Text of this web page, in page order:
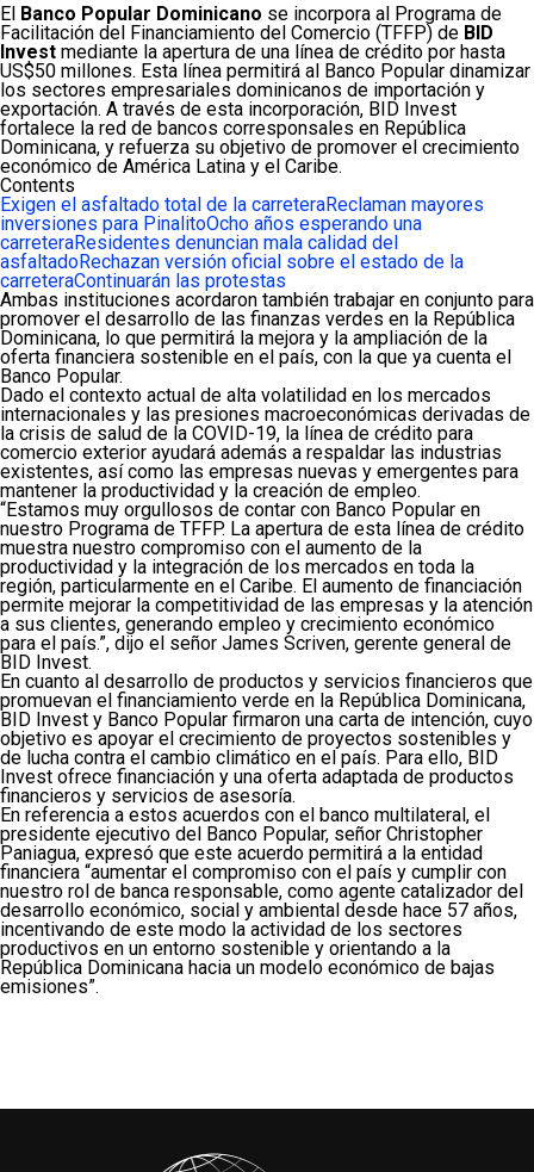
El Banco Popular Dominicano se incorpora al Programa de
Facilitación del Financiamiento del Comercio (TFFP) de BID
Invest mediante la apertura de una línea de crédito por hasta
US$50 millones. Esta línea permitirá al Banco Popular dinamizar
los sectores empresariales dominicanos de importación y
exportación. A través de esta incorporación, BID Invest
fortalece la red de bancos corresponsales en República
Dominicana, y refuerza su objetivo de promover el crecimiento
económico de América Latina y el Caribe.
Contents
Exigen el asfaltado total de la carreteraReclaman mayores
inversiones para PinalitoOcho años esperando una
carreteraResidentes denuncian mala calidad del
asfaltadoRechazan versión oficial sobre el estado de la
carreteraContinuarán las protestas
Ambas instituciones acordaron también trabajar en conjunto para
promover el desarrollo de las finanzas verdes en la República
Dominicana, lo que permitirá la mejora y la ampliación de la
oferta financiera sostenible en el país, con la que ya cuenta el
Banco Popular.
Dado el contexto actual de alta volatilidad en los mercados
internacionales y las presiones macroeconómicas derivadas de
la crisis de salud de la COVID-19, la línea de crédito para
comercio exterior ayudará además a respaldar las industrias
existentes, así como las empresas nuevas y emergentes para
mantener la productividad y la creación de empleo.
“Estamos muy orgullosos de contar con Banco Popular en
nuestro Programa de TFFP. La apertura de esta línea de crédito
muestra nuestro compromiso con el aumento de la
productividad y la integración de los mercados en toda la
región, particularmente en el Caribe. El aumento de financiación
permite mejorar la competitividad de las empresas y la atención
a sus clientes, generando empleo y crecimiento económico
para el país.”, dijo el señor James Scriven, gerente general de
BID Invest.
En cuanto al desarrollo de productos y servicios financieros que
promuevan el financiamiento verde en la República Dominicana,
BID Invest y Banco Popular firmaron una carta de intención, cuyo
objetivo es apoyar el crecimiento de proyectos sostenibles y
de lucha contra el cambio climático en el país. Para ello, BID
Invest ofrece financiación y una oferta adaptada de productos
financieros y servicios de asesoría.
En referencia a estos acuerdos con el banco multilateral, el
presidente ejecutivo del Banco Popular, señor Christopher
Paniagua, expresó que este acuerdo permitirá a la entidad
financiera “aumentar el compromiso con el país y cumplir con
nuestro rol de banca responsable, como agente catalizador del
desarrollo económico, social y ambiental desde hace 57 años,
incentivando de este modo la actividad de los sectores
productivos en un entorno sostenible y orientando a la
República Dominicana hacia un modelo económico de bajas
emisiones”.